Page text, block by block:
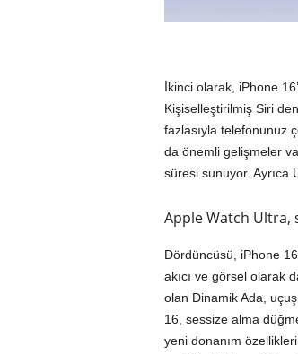
İkinci olarak, iPhone
Kişiselleştirilmiş Siri
fazlasıyla telefonunuz
da önemli gelişmeler
süresi sunuyor. Ayrıca
Apple Watch Ultra,
Dördüncüsü, iPhone
akıcı ve görsel olarak
olan Dinamik Ada,
16, sessize alma
yeni donanım